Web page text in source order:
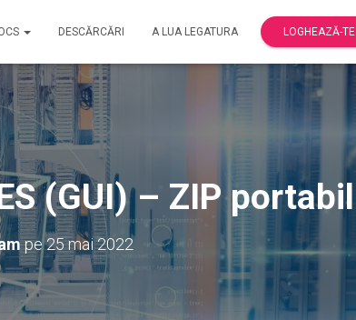
DESCĂRCĂRI A LUA LEGATURA LOGHEAZĂ-TE
(GUI) – ZIP portabil
pe25 mai 2022